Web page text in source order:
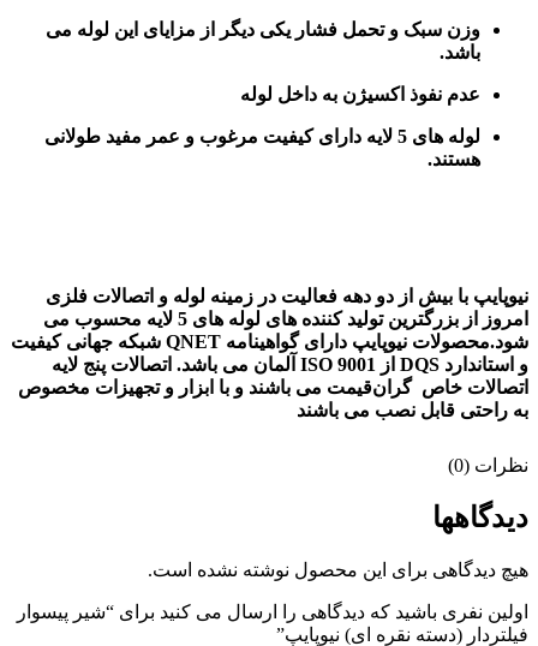
وزن سبک و تحمل فشار یکی دیگر از مزایای این لوله می
باشد.
عدم نفوذ اکسیژن به داخل لوله
لوله های 5 لایه دارای کیفیت مرغوب و عمر مفید طولانی
هستند.
نیوپایپ با بیش از دو دهه فعالیت در زمینه لوله و اتصالات فلزی
امروز از بزرگترین تولید کننده های لوله های 5 لایه محسوب می
شود.محصولات نیوپایپ دارای گواهینامه QNET شبکه جهانی کیفیت
و استاندارد DQS از ISO 9001 آلمان می باشد. اتصالات پنج لایه
اتصالات خاص گران‌قیمت می باشند و با ابزار و تجهیزات مخصوص
به راحتی قابل نصب می باشند
نظرات (0)
دیدگاهها
هیچ دیدگاهی برای این محصول نوشته نشده است.
اولین نفری باشید که دیدگاهی را ارسال می کنید برای “شیر پیسوار
فیلتردار (دسته نقره ای) نیوپایپ”